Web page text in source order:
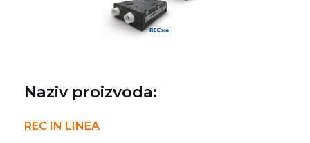
Naziv proizvoda:
REC IN LINEA